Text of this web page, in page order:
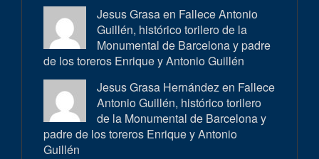
Jesus Grasa en Fallece Antonio
Guillén, histórico torilero de la
Monumental de Barcelona y padre
de los toreros Enrique y Antonio Guillén
Jesus Grasa Hernández en Fallece
Antonio Guillén, histórico torilero
de la Monumental de Barcelona y
padre de los toreros Enrique y Antonio
Guillén